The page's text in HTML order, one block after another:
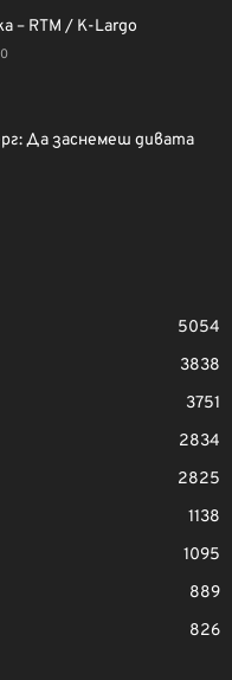
– RTM / K-Largo
Да заснемеш дивата
5054
3838
3751
2834
2825
1138
1095
889
826